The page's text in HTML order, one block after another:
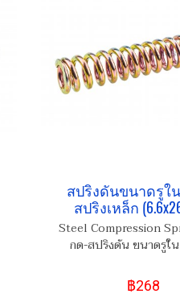
สปริงดันขนาดรูใน
สปริงเหล็ก
Steel Compression
กด-สปริงดัน ขนาดรูใ
฿268